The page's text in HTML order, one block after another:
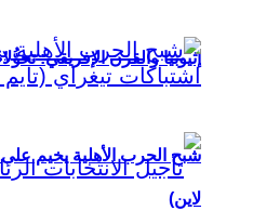
إثيوبيا والقرن الإفريقي:
شبح الحرب الأهلية يخيم على
لاين)